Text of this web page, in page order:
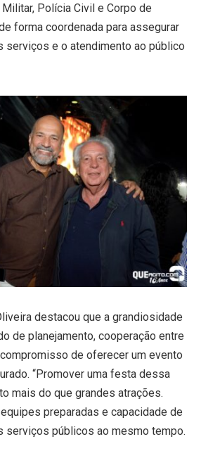
Polícia Civil e Corpo de
forma coordenada para assegurar
serviços e o atendimento ao público
destacou que a grandiosidade
de planejamento, cooperação entre
de oferecer um evento
“Promover uma festa dessa
mais do que grandes atrações.
preparadas e capacidade de
serviços públicos ao mesmo tempo.